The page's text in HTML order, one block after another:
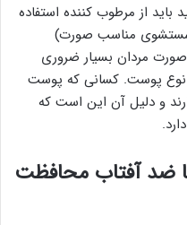
از مرطوب کننده استفاده
شستشوی مناسب صورت)
صورت مردان بسیار ضروری
پوست. کسانی که پوست
و دلیل آن این است که
با ضد آفتاب محافظت